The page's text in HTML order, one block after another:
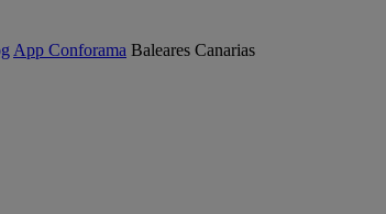
App Conforama Baleares Canarias